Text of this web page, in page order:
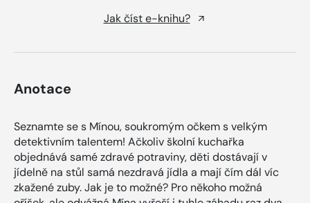
Jak číst e-knihu?
Anotace
Seznamte se s Mínou, soukromým očkem s velkým
detektivním talentem! Ačkoliv školní kuchařka
objednává samé zdravé potraviny, děti dostávají v
jídelně na stůl samá nezdravá jídla a mají čím dál víc
zkažené zuby. Jak je to možné? Pro někoho možná